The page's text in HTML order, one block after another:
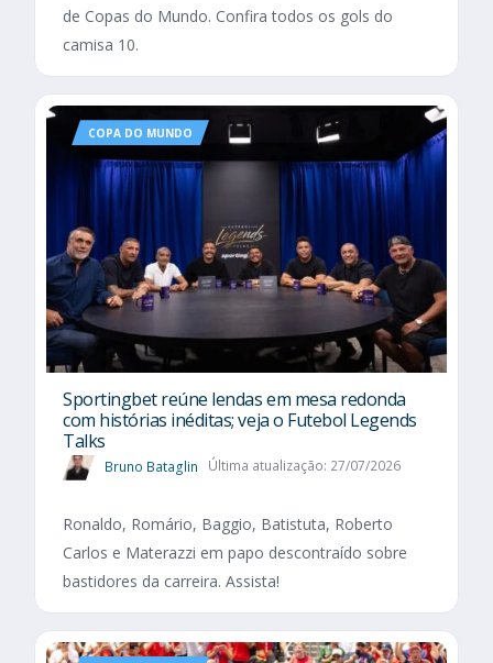
de Copas do Mundo. Confira todos os gols do
camisa 10.
COPA DO MUNDO
Sportingbet reúne lendas em mesa redonda
com histórias inéditas; veja o Futebol Legends
Talks
Bruno Bataglin Última atualização: 27/07/2026
Ronaldo, Romário, Baggio, Batistuta, Roberto
Carlos e Materazzi em papo descontraído sobre
bastidores da carreira. Assista!